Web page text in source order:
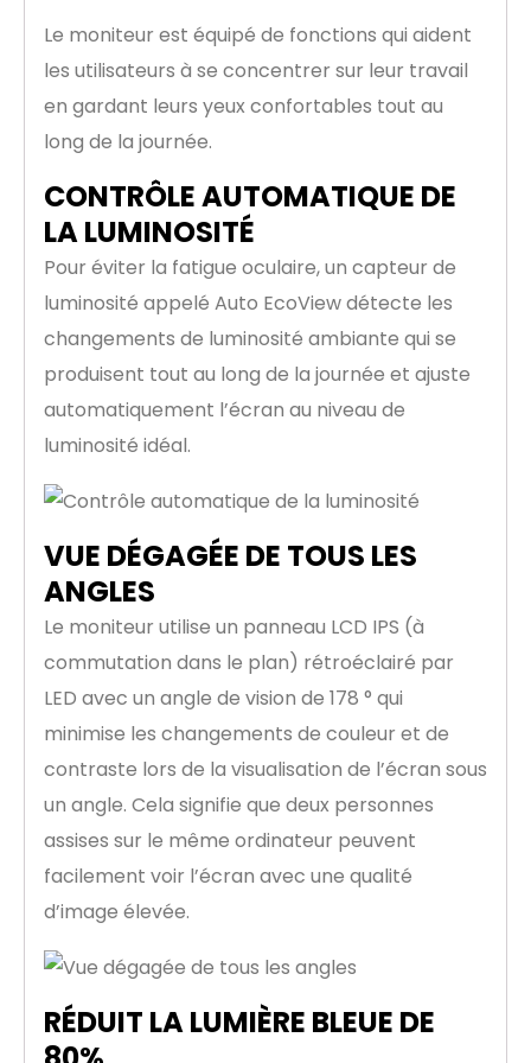
Le moniteur est équipé de fonctions qui aident
les utilisateurs à se concentrer sur leur travail
en gardant leurs yeux confortables tout au
long de la journée.
CONTRÔLE AUTOMATIQUE DE
LA LUMINOSITÉ
Pour éviter la fatigue oculaire, un capteur de
luminosité appelé Auto EcoView détecte les
changements de luminosité ambiante qui se
produisent tout au long de la journée et ajuste
automatiquement l’écran au niveau de
luminosité idéal.
VUE DÉGAGÉE DE TOUS LES
ANGLES
Le moniteur utilise un panneau LCD IPS (à
commutation dans le plan) rétroéclairé par
LED avec un angle de vision de 178 ° qui
minimise les changements de couleur et de
contraste lors de la visualisation de l’écran sous
un angle. Cela signifie que deux personnes
assises sur le même ordinateur peuvent
facilement voir l’écran avec une qualité
d’image élevée.
RÉDUIT LA LUMIÈRE BLEUE DE